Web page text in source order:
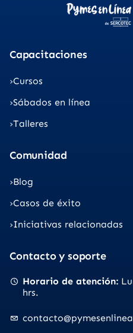
Capacitaciones
Cursos
Sábados en línea
Talleres
Comunidad
Blog
Casos de éxito
Iniciativas relacionadas
Contacto y soporte
Horario de atención
hrs.